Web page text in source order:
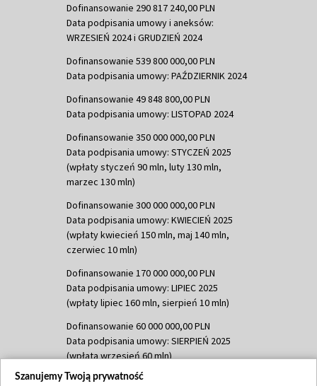
Dofinansowanie 290 817 240,00 PLN
Data podpisania umowy i aneksów:
WRZESIEŃ 2024 i GRUDZIEŃ 2024
Dofinansowanie 539 800 000,00 PLN
Data podpisania umowy: PAŹDZIERNIK 2024
Dofinansowanie 49 848 800,00 PLN
Data podpisania umowy: LISTOPAD 2024
Dofinansowanie 350 000 000,00 PLN
Data podpisania umowy: STYCZEŃ 2025
(wpłaty styczeń 90 mln, luty 130 mln,
marzec 130 mln)
Dofinansowanie 300 000 000,00 PLN
Data podpisania umowy: KWIECIEŃ 2025
(wpłaty kwiecień 150 mln, maj 140 mln,
czerwiec 10 mln)
Dofinansowanie 170 000 000,00 PLN
Data podpisania umowy: LIPIEC 2025
(wpłaty lipiec 160 mln, sierpień 10 mln)
Dofinansowanie 60 000 000,00 PLN
Data podpisania umowy: SIERPIEŃ 2025
(wpłata wrzesień 60 mln)
Dofinansowanie 635 783 051,21 PLN
Szanujemy Twoją prywatność